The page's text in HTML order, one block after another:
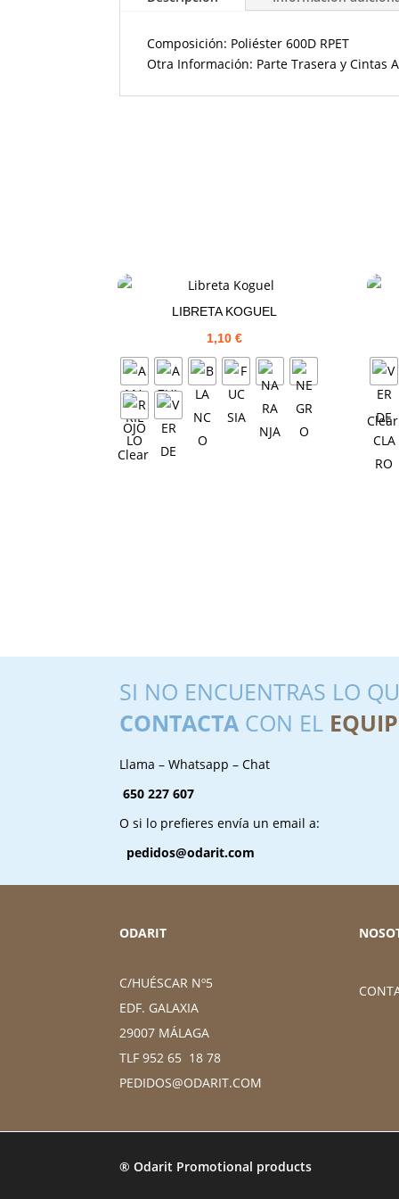
Composición: Poliéster 600D RPET
Otra Información: Parte Trasera y Cintas
LIBRETA KOGUEL
1,10 €
Clear
Clear
SI NO ENCUENTRAS LO
CONTACTA CON EL
Llama – Whatsapp – Chat
650 227 607
O si lo prefieres envía un email a:
pedidos@odarit.com
ODARIT
C/HUÉSCAR Nº5
EDF. GALAXIA
29007 MÁLAGA
TLF 952 65 18 78
PEDIDOS@ODARIT.COM
® Odarit Promotional products